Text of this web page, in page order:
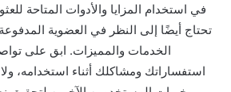
في استخدام المزايا والأدوات المتاحة
تحتاج أيضًا إلى النظر في العضوية
الخدمات والمميزات. ابق على
استفساراتك ومشاكلك أثناء استخدامه،